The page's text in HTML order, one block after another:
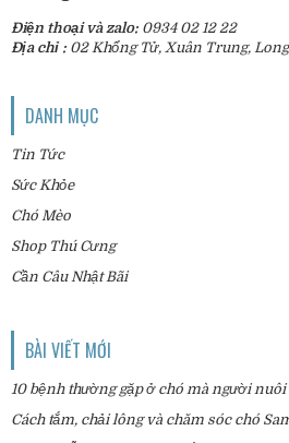
Điện thoại và zalo: 0934 02 12 22
Địa chỉ : 02 Khổng Tử, Xuân Trung,
DANH MỤC
Tin Tức
Sức Khỏe
Chó Mèo
Shop Thú Cưng
Cần Câu Nhật Bãi
BÀI VIẾT MỚI
10 bệnh thường gặp ở chó mà người
Cách tắm, chải lông và chăm sóc chó